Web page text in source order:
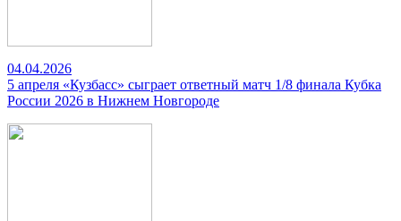
04.04.2026
5 апреля «Кузбасс» сыграет ответный матч 1/8 финала Кубка
России 2026 в Нижнем Новгороде